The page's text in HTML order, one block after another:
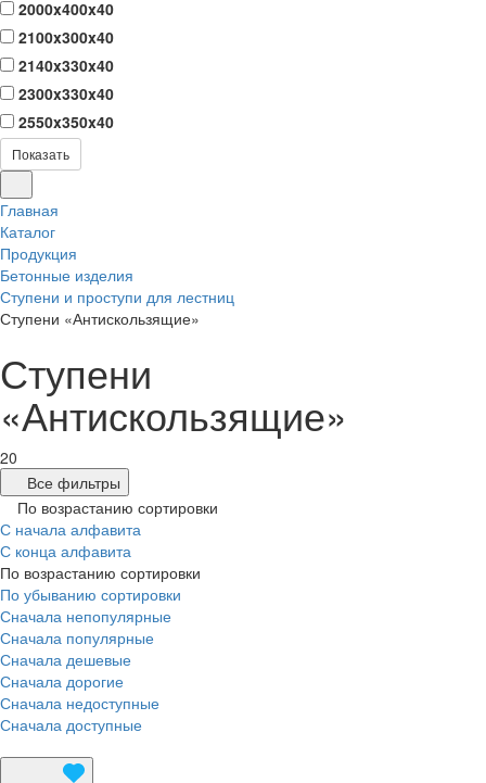
2000x400x40
2100x300x40
2140x330x40
2300x330x40
2550x350x40
Показать
Главная
Каталог
Продукция
Бетонные изделия
Ступени и проступи для лестниц
Ступени «Антискользящие»
Ступени
«Антискользящие»
20
Все фильтры
По возрастанию сортировки
С начала алфавита
С конца алфавита
По возрастанию сортировки
По убыванию сортировки
Сначала непопулярные
Сначала популярные
Сначала дешевые
Сначала дорогие
Сначала недоступные
Сначала доступные